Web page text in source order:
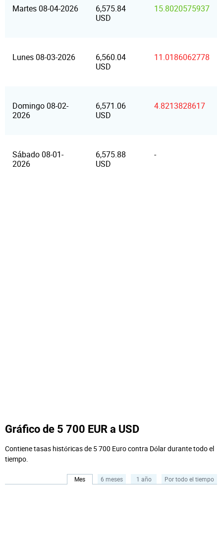
Martes 08-04-2026
6,575.84
USD
15.8020575937
Lunes 08-03-2026
6,560.04
USD
11.0186062778
Domingo 08-02-
2026
6,571.06
USD
4.8213828617
Sábado 08-01-
2026
6,575.88
USD
-
Gráfico de 5 700 EUR a USD
Contiene tasas históricas de 5 700 Euro contra Dólar durante todo el
tiempo.
Mes 6 meses 1 año Por todo el tiempo